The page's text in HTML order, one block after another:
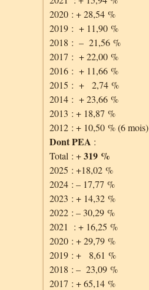
2020 : + 28,54 %
2019 : + 11,90 %
2018 : – 21,56 %
2017 : + 22,00 %
2016 : + 11,66 %
2015 : + 2,74 %
2014 : + 23,66 %
2013 : + 18,87 %
2012 : + 10,50 % (6 mois)
Dont PEA :
Total : +319 %
2025 : +18,02 %
2024 : – 17,77 %
2023 : + 14,32 %
2022 : – 30,29 %
2021 : + 16,25 %
2020 : + 29,79 %
2019 : + 8,61 %
2018 : – 23,09 %
2017 : + 65,14 %